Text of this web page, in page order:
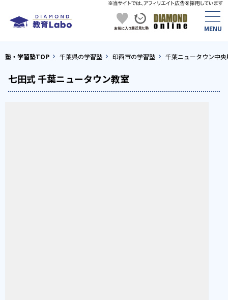
塾・学習塾TOP 千葉県の学習塾 印西市の学習塾 千葉ニュータウン中
七田式 千葉ニュータウン教室